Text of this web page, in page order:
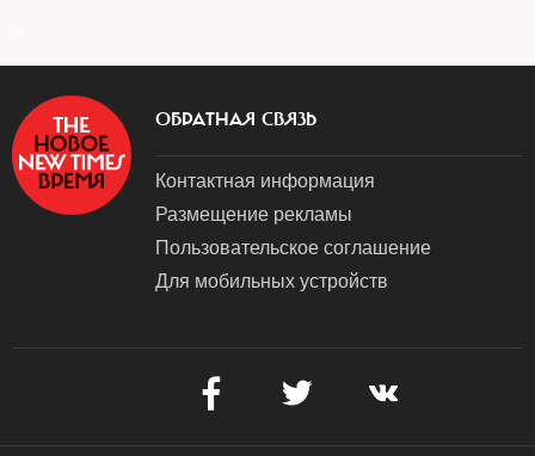
ОБРАТНАЯ СВЯЗЬ
Контактная информация
Размещение рекламы
Пользовательское соглашение
Для мобильных устройств